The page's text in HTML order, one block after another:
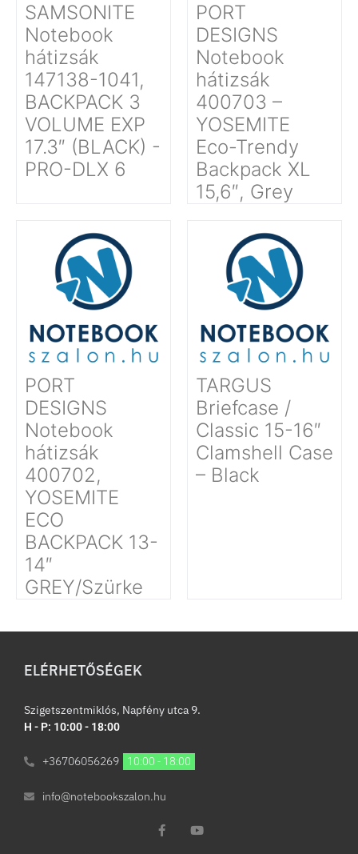
SAMSONITE
Notebook
hátizsák
147138-1041,
BACKPACK 3
VOLUME EXP
17.3″ (BLACK) -
PRO-DLX 6
PORT
DESIGNS
Notebook
hátizsák
400703 –
YOSEMITE
Eco-Trendy
Backpack XL
15,6″, Grey
PORT
DESIGNS
Notebook
hátizsák
400702,
YOSEMITE
ECO
BACKPACK 13-
14″
GREY/Szürke
TARGUS
Briefcase /
Classic 15-16″
Clamshell Case
– Black
ELÉRHETŐSÉGEK
Szigetszentmiklós, Napfény utca 9.
H - P: 10:00 - 18:00
+36706056269 10:00 - 18:00
info@notebookszalon.hu